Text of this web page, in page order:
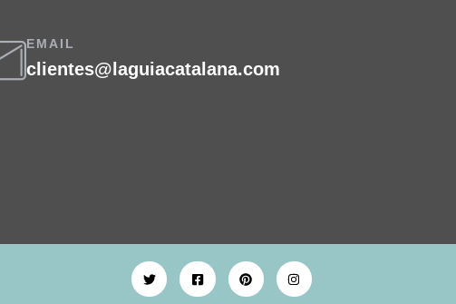
EMAIL
clientes@laguiacatalana.com